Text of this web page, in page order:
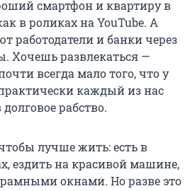
смартфон и квартиру в
в роликах на YouTube. А
работодатели и банки через
Хочешь развлекаться —
всегда мало того, что у
каждый из нас
рабство.
лучше жить: есть в
ездить на красивой машине,
окнами. Но разве это